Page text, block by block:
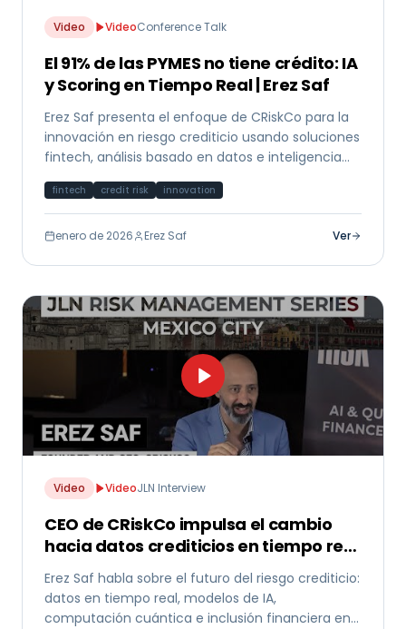
Video VideoConference Talk
El 91% de las PYMES no tiene crédito: IA
y Scoring en Tiempo Real | Erez Saf
Erez Saf presenta el enfoque de CRiskCo para la
innovación en riesgo crediticio usando soluciones
fintech, análisis basado en datos e inteligencia
fintech credit risk innovation
enero de 2026 Erez Saf Ver
Video VideoJLN Interview
CEO de CRiskCo impulsa el cambio
hacia datos crediticios en tiempo real
y modelos de IA
Erez Saf habla sobre el futuro del riesgo crediticio:
datos en tiempo real, modelos de IA,
computación cuántica e inclusión financiera en